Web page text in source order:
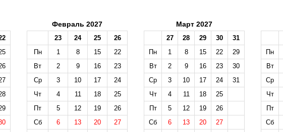
Февраль 2027
23 24 25
26
Пн
1 8 15
22
Вт
2 9 16
23
Ср
3 10 17
24
Чт
4 11 18
25
Пт
5 12 19
26
Сб
6 13 20
27
Март 2027
27 28 29 30
31
Пн
1 8 15 22
29
Вт
2 9 16 23
30
Ср
3 10 17 24
31
Чт
4 11 18
25
Пт
5 12 19
26
Сб
6 13 20
27
Пн
Вт
Ср
Чт
Пт
Сб